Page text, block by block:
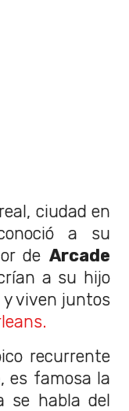
ciudad en
a su
de Arcade
a su hijo
y viven juntos
recurrente
, es famosa la
se habla del